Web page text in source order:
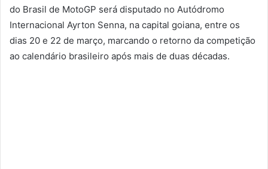
do Brasil de MotoGP será disputado no Autódromo
Internacional Ayrton Senna, na capital goiana, entre os
dias 20 e 22 de março, marcando o retorno da competição
ao calendário brasileiro após mais de duas décadas.